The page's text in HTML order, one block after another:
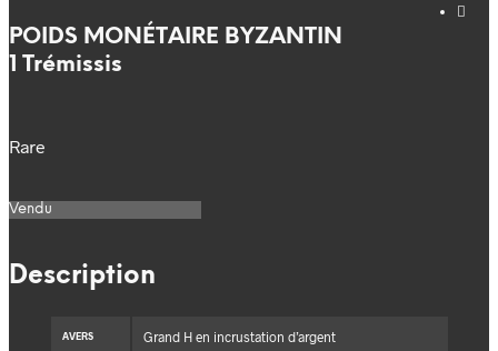
POIDS MONÉTAIRE BYZANTIN
1 Trémissis
Rare
Vendu
Description
AVERS Grand H en incrustation d’argent